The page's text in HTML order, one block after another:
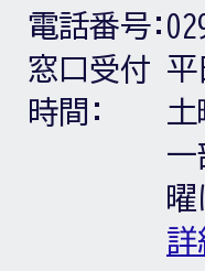
電話番号:
窓口受付
時間:
平
一
詳